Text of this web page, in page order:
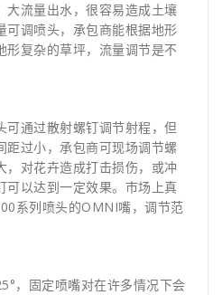
大流量出水，很容易造成土壤
可调喷头，承包商能根据地形
形复杂的草坪，流量调节是不
可通过散射螺钉调节射程，但
距过小，承包商可现场调节螺
，对花卉造成打击损伤，或冲
可以达到一定效果。市场上真
系列喷头的OMNI嘴，调节范
，固定喷嘴对在许多情况下会